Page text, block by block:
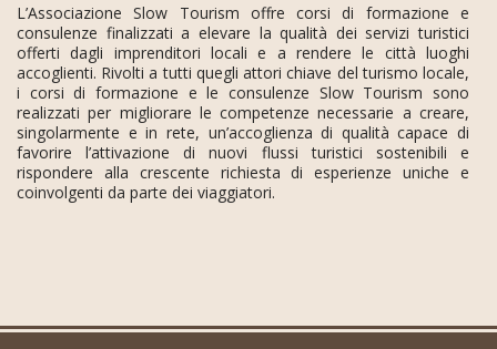
L’Associazione Slow Tourism offre corsi di formazione e
consulenze finalizzati a elevare la qualità dei servizi turistici
offerti dagli imprenditori locali e a rendere le città luoghi
accoglienti. Rivolti a tutti quegli attori chiave del turismo locale,
i corsi di formazione e le consulenze Slow Tourism sono
realizzati per migliorare le competenze necessarie a creare,
singolarmente e in rete, un’accoglienza di qualità capace di
favorire l’attivazione di nuovi flussi turistici sostenibili e
rispondere alla crescente richiesta di esperienze uniche e
coinvolgenti da parte dei viaggiatori.